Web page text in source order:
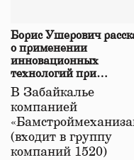
Борис Ушерович
о применении
инновационных
технологий при
строительстве нового
в Забайкалье
В Забайкалье
компанией
(входит в группу
компаний 1520)